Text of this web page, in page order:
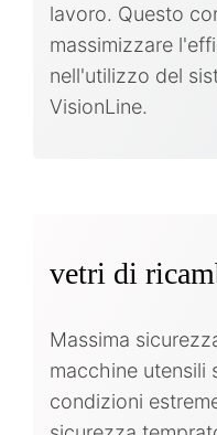
lavoro. Questo
massimizzare
nell'utilizzo del
VisionLine.
vetri di
Massima
macchine utensili
condizioni